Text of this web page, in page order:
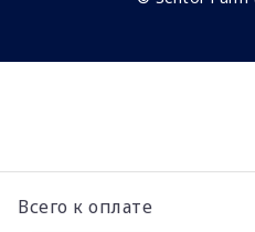
Всего к оплате